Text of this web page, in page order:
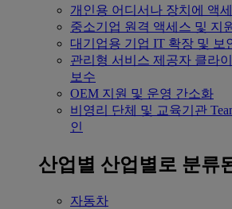
개인용 어디서나 장치에 액
중소기업 원격 액세스 및 지
대기업용 기업 IT 확장 및 보
관리형 서비스 제공자 클라
보수
OEM 지원 및 운영 간소화
비영리 단체 및 교육기관
인
산업별 산업별로 분류
자동차